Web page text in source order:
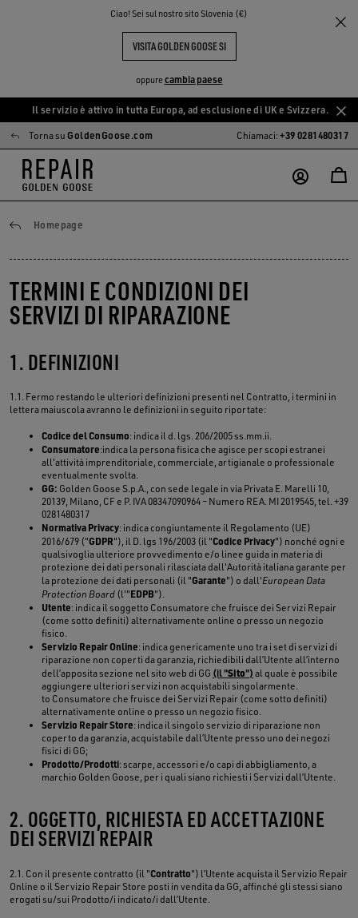
Ciao! Sei sul nostro sito Slovenia (€)
VISITA GOLDEN GOOSE SI
oppurecambia paese
Vai
al
contenuto
principale
Vai
al
contenuto
del
piè
Il servizio è attivo in tutta Europa, ad esclusione di UK e Svizzera.
Torna su GoldenGoose.com Chiamaci:+39 0281480317
Homepage
Condizioni Generali
TERMINI E CONDIZIONI DEI
SERVIZI DI RIPARAZIONE
1. DEFINIZIONI
1.1. Fermo restando le ulteriori definizioni presenti nel Contratto, i termini in
lettera maiuscola avranno le definizioni in seguito riportate:
Codice del Consumo: indica il d. lgs. 206/2005 ss.mm.ii.
Consumatore:indica la persona fisica che agisce per scopi estranei
all'attività imprenditoriale, commerciale, artigianale o professionale
eventualmente svolta.
GG: Golden Goose S.p.A., con sede legale in via Privata E. Marelli 10,
20139, Milano, CF e P. IVA 08347090964 – Numero REA. MI 2019545, tel. +39
0281480317
Normativa Privacy: indica congiuntamente il Regolamento (UE)
2016/679 ("GDPR"), il D. lgs 196/2003 (il "Codice Privacy") nonché ogni e
qualsivoglia ulteriore provvedimento e/o linee guida in materia di
protezione dei dati personali rilasciata dall'Autorità italiana garante per
la protezione dei dati personali (il "Garante") o dall'European Data
Protection Board (l'"EDPB").
Utente: indica il soggetto Consumatore che fruisce dei Servizi Repair
(come sotto definiti) alternativamente online o presso un negozio
fisico.
Servizio Repair Online: indica genericamente uno tra i set di servizi di
riparazione non coperti da garanzia, richiedibili dall’Utente all’interno
dell’apposita sezione nel sito web di GG (il "Sito") al quale è possibile
aggiungere ulteriori servizi non acquistabili singolarmente.
to Consumatore che fruisce dei Servizi Repair (come sotto definiti)
alternativamente online o presso un negozio fisico.
Servizio Repair Store: indica il singolo servizio di riparazione non
coperto da garanzia, acquistabile dall’Utente presso uno dei negozi
fisici di GG;
Prodotto/Prodotti: scarpe, accessori e/o capi di abbigliamento, a
marchio Golden Goose, per i quali siano richiesti i Servizi dall’Utente.
2. OGGETTO, RICHIESTA ED ACCETTAZIONE
DEI SERVIZI REPAIR
2.1. Con il presente contratto (il "Contratto") l’Utente acquista il Servizio Repair
Online o il Servizio Repair Store posti in vendita da GG, affinché gli stessi siano
erogati su/sui Prodotto/i indicato/i dall’Utente.